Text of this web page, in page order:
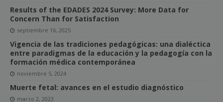
Results of the EDADES 2024 Survey: More Data for
Concern Than for Satisfaction
septiembre 16, 2025
Vigencia de las tradiciones pedagógicas: una dialéctica
entre paradigmas de la educación y la pedagogía con la
formación médica contemporánea
noviembre 5, 2024
Muerte fetal: avances en el estudio diagnóstico
marzo 2, 2023